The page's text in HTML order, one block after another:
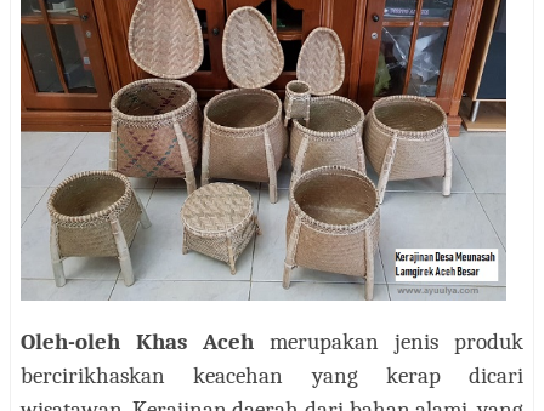
Oleh-oleh Khas Aceh merupakan jenis produk
bercirikhaskan keacehan yang kerap dicari